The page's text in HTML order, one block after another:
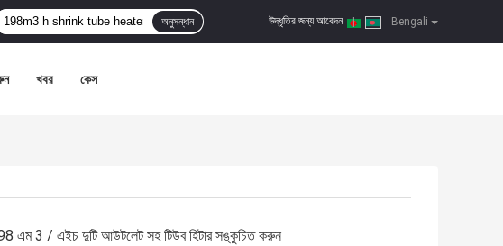
Bengali
উদ্ধৃতির জন্য আবেদন |
অনুসন্ধান
খবর কেস
এম 3 / এইচ দুটি আউটলেট সহ টিউব হিটার সঙ্কুচিত করুন